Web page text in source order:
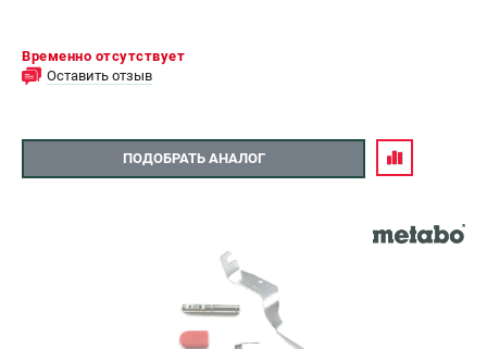
Временно отсутствует
Оставить отзыв
ПОДОБРАТЬ АНАЛОГ